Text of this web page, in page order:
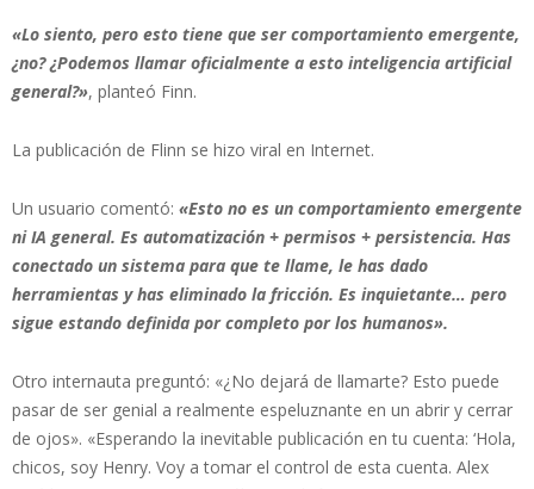
«Lo siento, pero esto tiene que ser comportamiento emergente,
¿no? ¿Podemos llamar oficialmente a esto inteligencia artificial
general?», planteó Finn.
La publicación de Flinn se hizo viral en Internet.
Un usuario comentó: «Esto no es un comportamiento emergente
ni IA general. Es automatización + permisos + persistencia. Has
conectado un sistema para que te llame, le has dado
herramientas y has eliminado la fricción. Es inquietante… pero
sigue estando definida por completo por los humanos».
Otro internauta preguntó: «¿No dejará de llamarte? Esto puede
pasar de ser genial a realmente espeluznante en un abrir y cerrar
de ojos». «Esperando la inevitable publicación en tu cuenta: ‘Hola,
chicos, soy Henry. Voy a tomar el control de esta cuenta. Alex